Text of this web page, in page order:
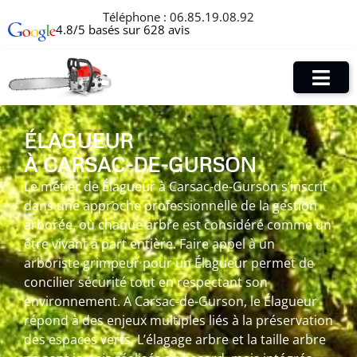
Téléphone : 06.85.19.08.92
4.8/5 basés sur 628 avis
ÉLAGUEUR
À CARSAC-DE-GURSON
Le métier de Élagueur à Carsac-de-Gurson s’inscrit
dans une approche professionnelle de la gestion
arborée, où chaque arbre est considéré comme un
être vivant à part entière. Faire appel à un
arboriste grimpeur pour un Élagueur permet de
concilier sécurité tout en respectant son
environnement. A Carsac-de-Gurson, le Élagueur
répond à des enjeux multiples liés à la préservation
des espaces verts. L’élagage arbre et la taille arbre